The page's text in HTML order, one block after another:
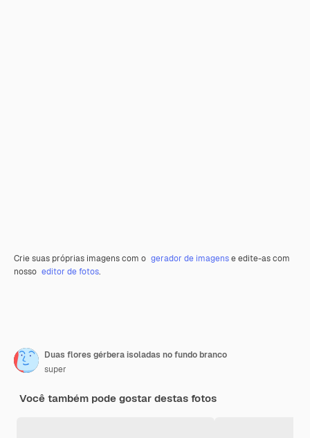
Crie suas próprias imagens com o gerador de imagense edite-as com
nosso editor de fotos.
Duas flores gérbera isoladas no fundo branco
super
Você também pode gostar destas fotos